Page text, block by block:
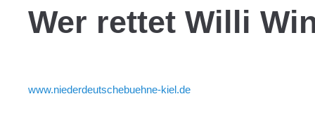
Wer rettet Willi
www.niederdeutschebuehne-kiel.de